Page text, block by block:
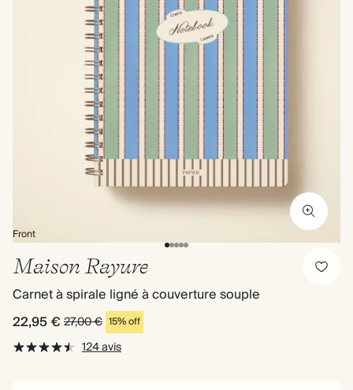
Front
Maison Rayure
Carnet à spirale ligné à couverture souple
22,95 € 27,00 € 15% off
124 avis